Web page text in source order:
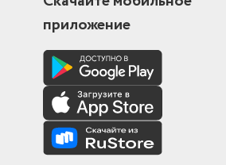
приложение